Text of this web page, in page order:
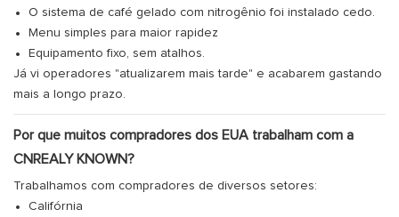
O sistema de café gelado com nitrogênio foi instalado cedo.
Menu simples para maior rapidez
Equipamento fixo, sem atalhos.
Já vi operadores "atualizarem mais tarde" e acabarem gastando
mais a longo prazo.
Por que muitos compradores dos EUA trabalham com a
CNREALY KNOWN?
Trabalhamos com compradores de diversos setores:
Califórnia